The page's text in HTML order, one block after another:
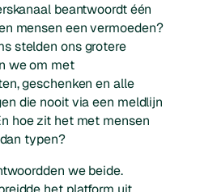
beantwoordt één
mensen een vermoeden?
stelden ons grotere
we om met
geschenken en alle
die nooit via een meldlijn
hoe zit het met mensen
typen?
we beide.